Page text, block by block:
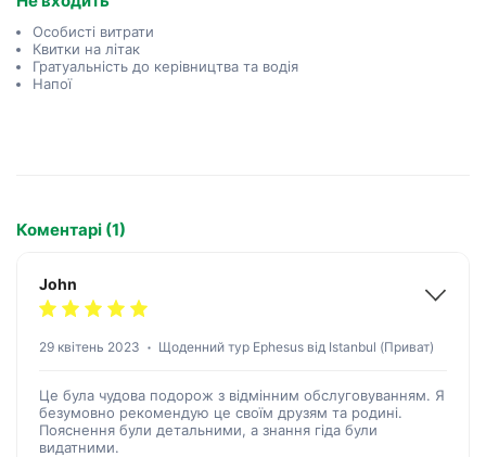
Особисті витрати
Квитки на літак
Гратуальність до керівництва та водія
Напої
Коментарі (1)
John
29 квітень 2023 Щоденний тур Ephesus від Istanbul (Приват)
Це була чудова подорож з відмінним обслуговуванням. Я
безумовно рекомендую це своїм друзям та родині.
Пояснення були детальними, а знання гіда були
видатними.